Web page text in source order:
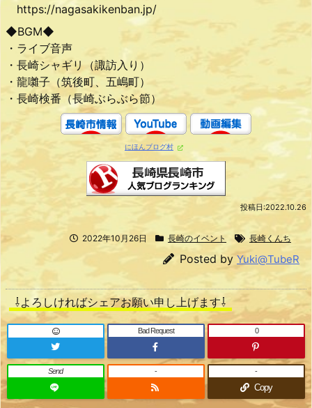
https://nagasakikenban.jp/
◆BGM◆
・ライブ音声
・長崎シャギリ（諏訪入り）
・龍囃子（筑後町、五嶋町）
・長崎検番（長崎ぶらぶら節）
にほんブログ村
投稿日:2022.10.26
2022年10月26日 長崎のイベント 長崎くんち
Posted byYuki@TubeR
⇩よろしければシェアお願い申し上げます⇩
Bad Request 0
Send -
Copy
-